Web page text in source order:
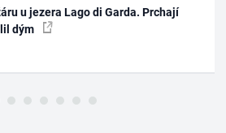
u jezera Lago di Garda. Prchají
dým